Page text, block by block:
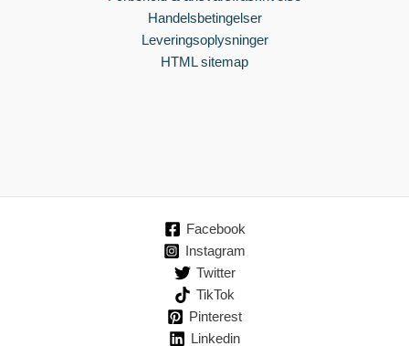
Handelsbetingelser
Leveringsoplysninger
HTML sitemap
Facebook
Instagram
Twitter
TikTok
Pinterest
Linkedin